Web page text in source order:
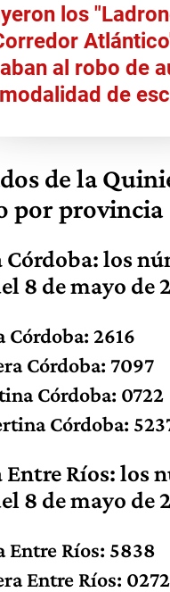
los
al robo de
de
de la
por provincia
los
8 de mayo de
Córdoba: 2616
Córdoba: 7097
Córdoba: 0722
Córdoba:
Ríos: los
8 de mayo de
Entre Ríos: 5838
Entre Ríos: 0272